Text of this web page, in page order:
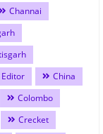
Channai
China
Colombo
Crecket